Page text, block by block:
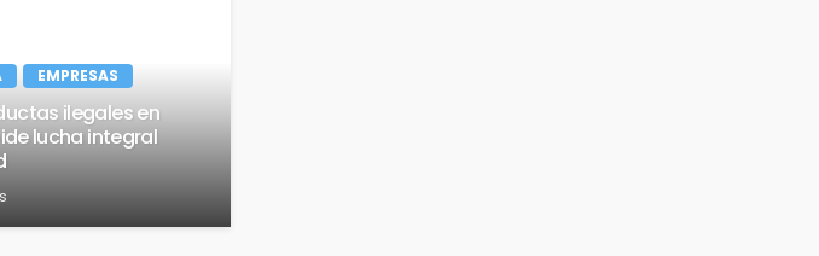
EMPRESAS
ilegales en
lucha integral